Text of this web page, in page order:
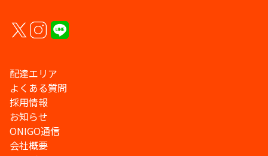
配達エリア
よくある質問
採用情報
お知らせ
ONIGO通信
会社概要